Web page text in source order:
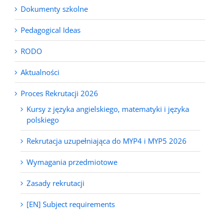
Dokumenty szkolne
Pedagogical Ideas
RODO
Aktualności
Proces Rekrutacji 2026
Kursy z języka angielskiego, matematyki i języka
polskiego
Rekrutacja uzupełniająca do MYP4 i MYP5 2026
Wymagania przedmiotowe
Zasady rekrutacji
[EN] Subject requirements